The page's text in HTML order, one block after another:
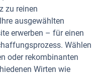
zu reinen
ausgewählten
erwerben – für einen
Wählen
oder rekombinanten
Wirten wie